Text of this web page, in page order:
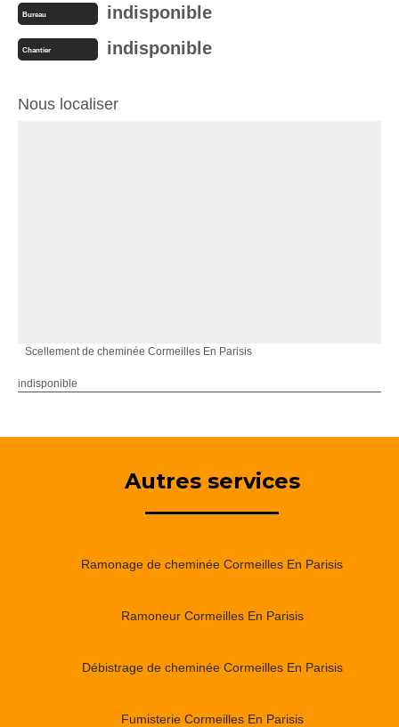
Bureau indisponible
Chantier indisponible
Nous localiser
Scellement de cheminée Cormeilles En Parisis
indisponible
Autres services
Ramonage de cheminée Cormeilles En Parisis
Ramoneur Cormeilles En Parisis
Débistrage de cheminée Cormeilles En Parisis
Fumisterie Cormeilles En Parisis